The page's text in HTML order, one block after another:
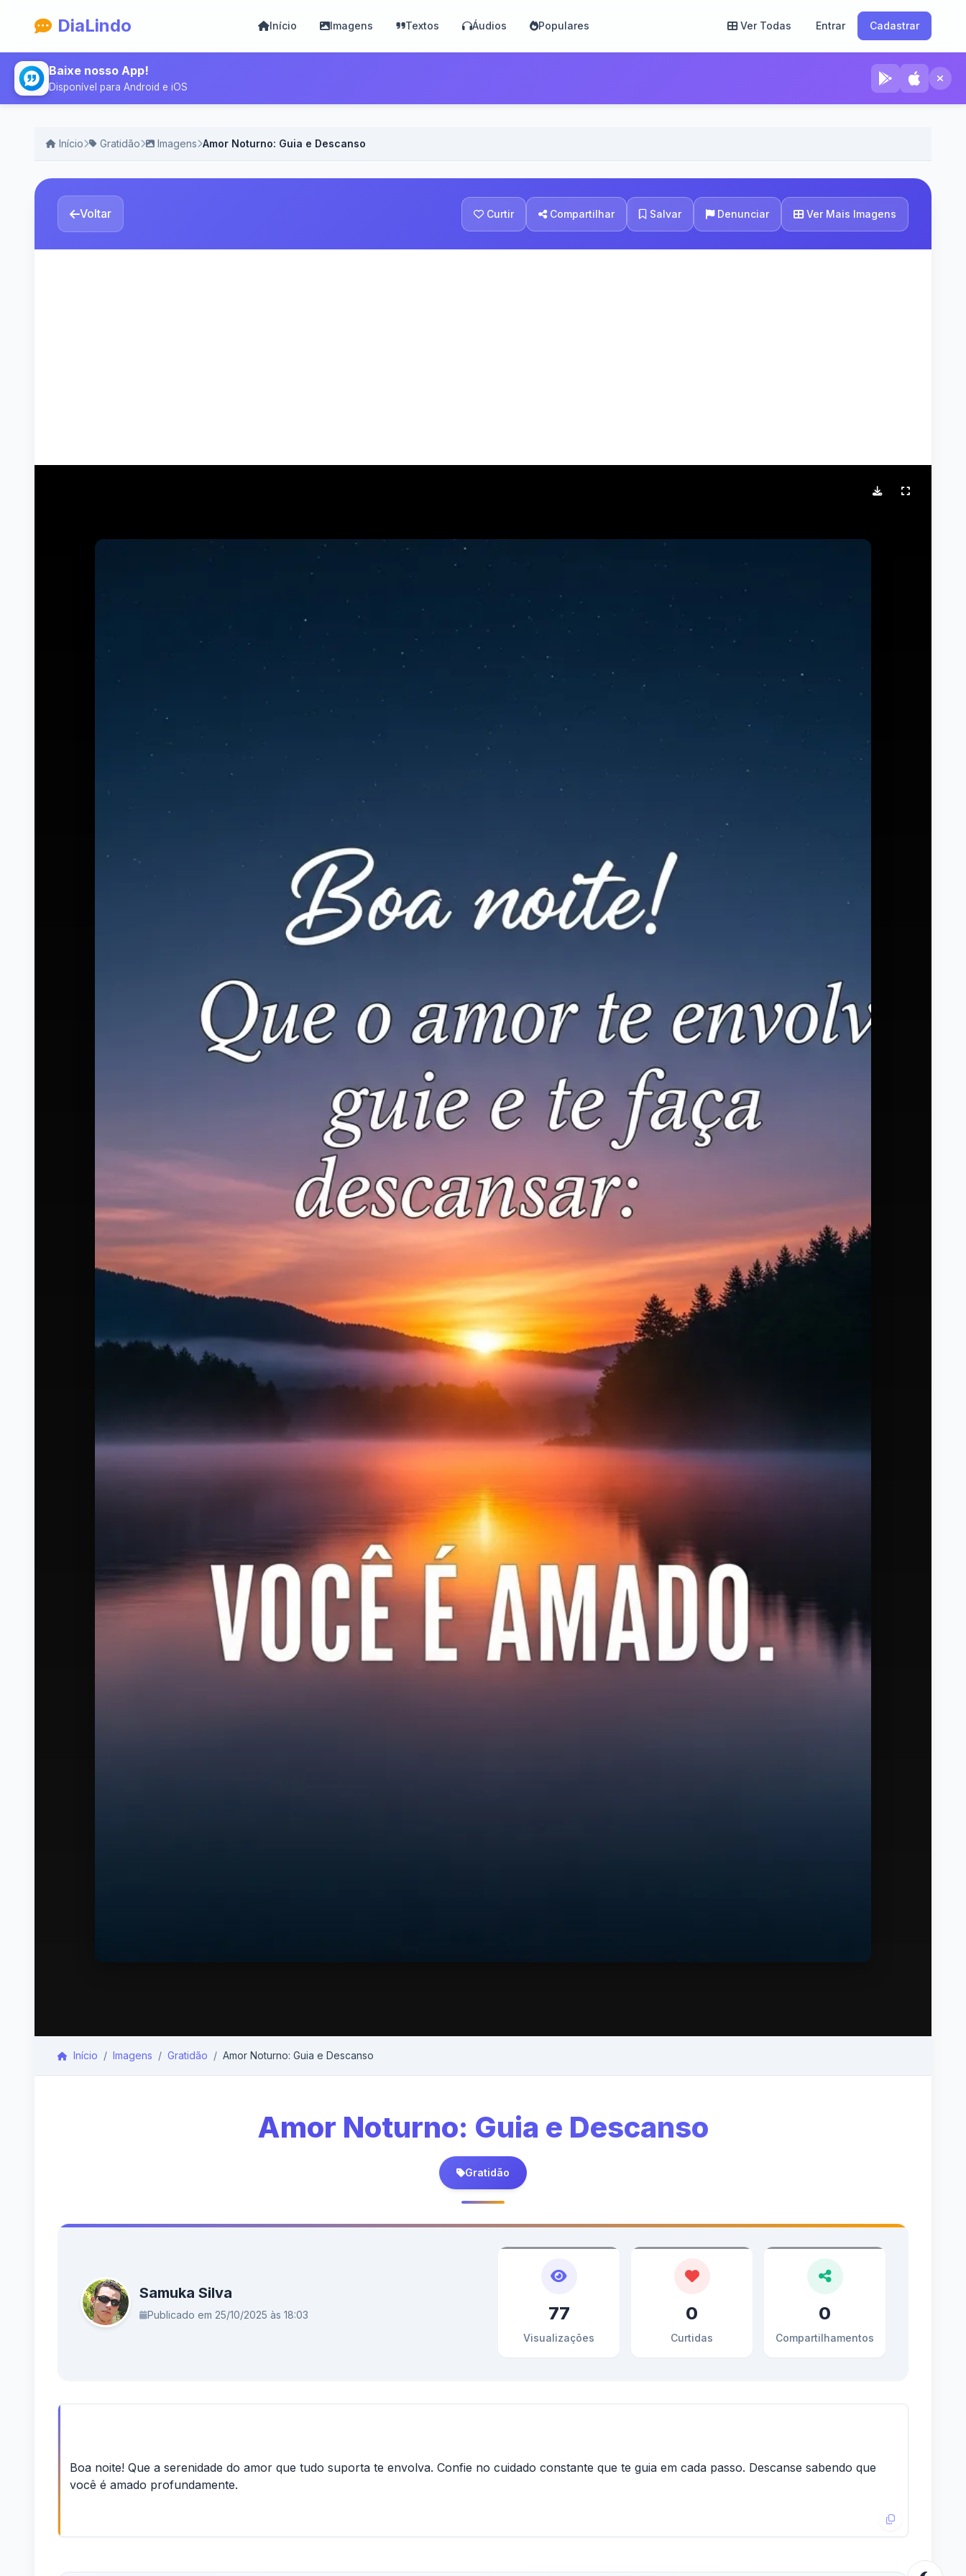
DiaLindo Início Imagens Textos Áudios Populares Ver Todas Entrar Cadastrar
Baixe nosso App!
Disponível para Android e iOS
Início Gratidão Imagens Amor Noturno: Guia e Descanso
Voltar Curtir Compartilhar Salvar Denunciar Ver Mais Imagens
Início Imagens Gratidão Amor Noturno: Guia e Descanso
Amor Noturno: Guia e Descanso
Gratidão
Samuka Silva
Publicado em 25/10/2025 às 18:03 77
Visualizações
0
Curtidas
0
Compartilhamentos
Boa noite! Que a serenidade do amor que tudo suporta te envolva. Confie no cuidado constante que te guia em cada passo. Descanse sabendo que
você é amado profundamente.